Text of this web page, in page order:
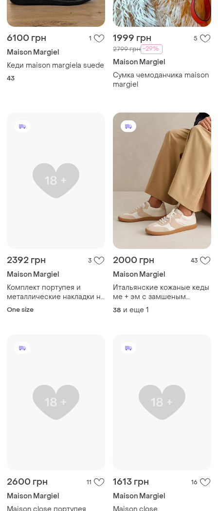
6100 грн 1
Maison Margiel
Кеди maison margiela suede
43
1999 грн 5
2799 грн -29%
Maison Margiel
Сумка чемоданчика maison
margiel
2392 грн 3
Maison Margiel
Комплект портупея и
металлические накладки на
соски с гравировкой
One size
2000 грн 43
Maison Margiel
Итальянские кожаные кеды
ме + эм с замшеным
размером 39
38 и еще 1
2600 грн 11
Maison Margiel
1613 грн 16
Maison Margiel